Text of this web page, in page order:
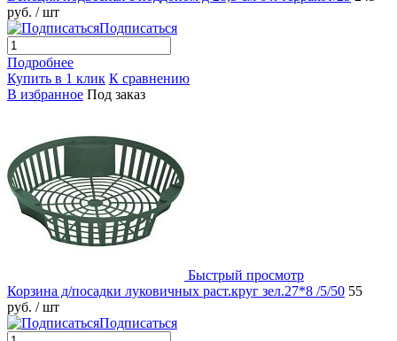
руб. / шт
Подписаться
Подробнее
Купить в 1 клик К сравнению
В избранное Под заказ
Быстрый просмотр
Корзина д/посадки луковичных раст.круг зел.27*8 /5/50 55
руб. / шт
Подписаться